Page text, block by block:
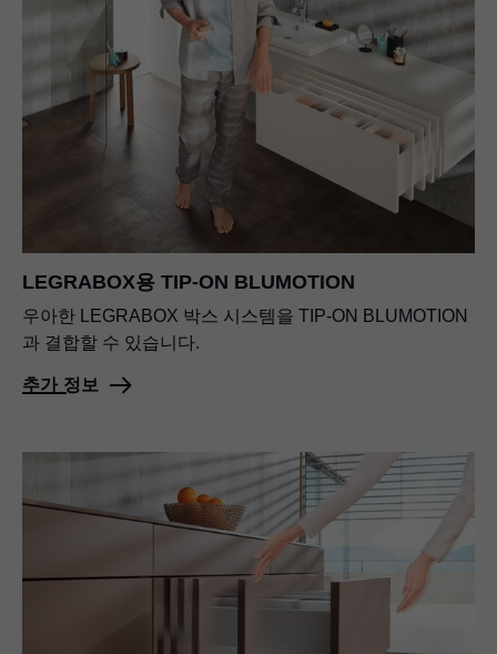
LEGRABOX용 TIP-ON BLUMOTION
우아한 LEGRABOX 박스 시스템을 TIP-ON BLUMOTION
과 결합할 수 있습니다.
추가 정보